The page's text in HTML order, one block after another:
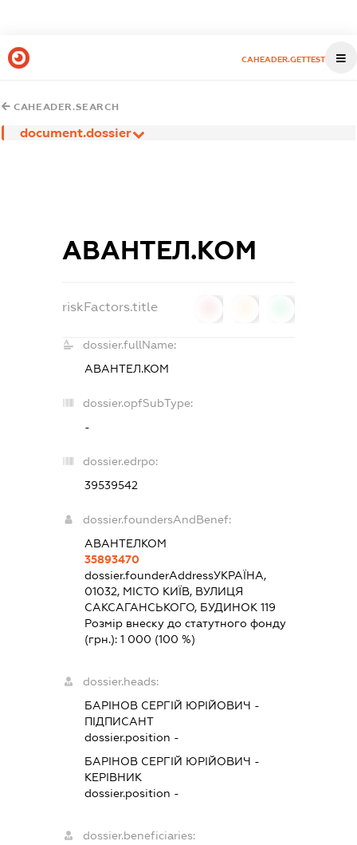
CAHEADER.GETTEST
CAHEADER.SEARCH
document.dossier
АВАНТЕЛ.КОМ
riskFactors.title
dossier.fullName:
АВАНТЕЛ.КОМ
dossier.opfSubType:
-
dossier.edrpo:
39539542
dossier.foundersAndBenef:
АВАНТЕЛКОМ
35893470
dossier.founderAddressУКРАЇНА,
01032, МІСТО КИЇВ, ВУЛИЦЯ
САКСАГАНСЬКОГО, БУДИНОК 119
Розмір внеску до статутного фонду
(грн.):1 000 (100 %)
dossier.heads:
БАРІНОВ СЕРГІЙ ЮРІЙОВИЧ -
ПІДПИСАНТ
dossier.position -
БАРІНОВ СЕРГІЙ ЮРІЙОВИЧ -
КЕРІВНИК
dossier.position -
dossier.beneficiaries: